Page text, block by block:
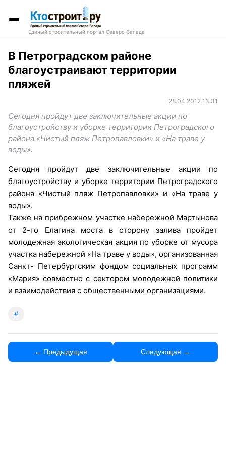
Единый строительный портал Северо-Запада
В Петроградском районе
благоустраивают территории
пляжей
28.04.2012 13:31
Сегодня пройдут две заключительные акции по
благоустройству и уборке территории Петроградского
района «Чистый пляж Петропавловки» и «На траве у
воды».
Сегодня пройдут две заключительные акции по
благоустройству и уборке территории Петроградского
района «Чистый пляж Петропавловки» и «На траве у
воды».
Также на прибрежном участке набережной Мартынова
от 2-го Елагина моста в сторону залива пройдет
молодежная экологическая акция по уборке от мусора
участка набережной «На траве у воды», организованная
Санкт- Петербургским фондом социальных программ
«Мария» совместно с сектором молодежной политики
и взаимодействия с общественными организациями.
#
← Предыдущая Следующая →